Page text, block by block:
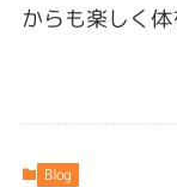
からも楽しく
Blog